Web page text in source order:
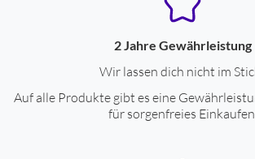
2 Jahre Gewährleistung
Wir lassen dich nicht im
Auf alle Produkte gibt es eine
für sorgenfreies Einkaufen.